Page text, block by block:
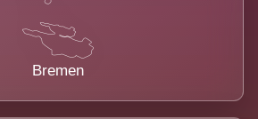
Bremen